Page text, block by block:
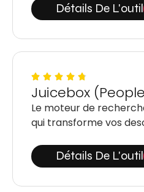
Détails De L'outil
Juicebox
Le moteur de
qui transforme vos
Détails De L'outil